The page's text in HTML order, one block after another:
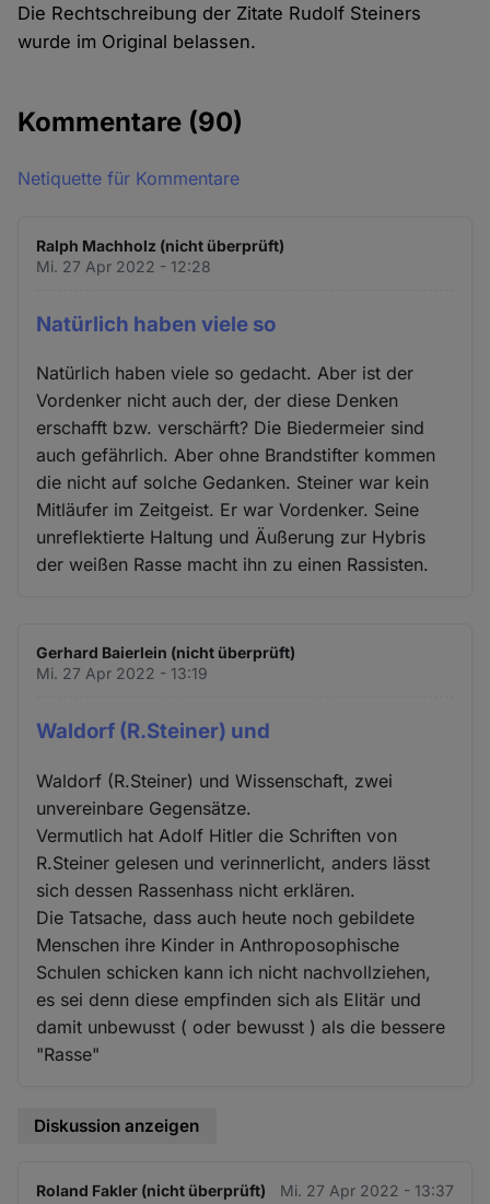
Die Rechtschreibung der Zitate Rudolf Steiners
wurde im Original belassen.
Kommentare (90)
Netiquette für Kommentare
Ralph Machholz (nicht überprüft)
Mi. 27 Apr 2022 - 12:28
Natürlich haben viele so
Natürlich haben viele so gedacht. Aber ist der
Vordenker nicht auch der, der diese Denken
erschafft bzw. verschärft? Die Biedermeier sind
auch gefährlich. Aber ohne Brandstifter kommen
die nicht auf solche Gedanken. Steiner war kein
Mitläufer im Zeitgeist. Er war Vordenker. Seine
unreflektierte Haltung und Äußerung zur Hybris
der weißen Rasse macht ihn zu einen Rassisten.
Gerhard Baierlein (nicht überprüft)
Mi. 27 Apr 2022 - 13:19
Waldorf (R.Steiner) und
Waldorf (R.Steiner) und Wissenschaft, zwei
unvereinbare Gegensätze.
Vermutlich hat Adolf Hitler die Schriften von
R.Steiner gelesen und verinnerlicht, anders lässt
sich dessen Rassenhass nicht erklären.
Die Tatsache, dass auch heute noch gebildete
Menschen ihre Kinder in Anthroposophische
Schulen schicken kann ich nicht nachvollziehen,
es sei denn diese empfinden sich als Elitär und
damit unbewusst ( oder bewusst ) als die bessere
"Rasse"
Diskussion anzeigen
Roland Fakler (nicht überprüft) Mi. 27 Apr 2022 - 13:37